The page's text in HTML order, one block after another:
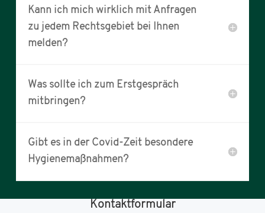
Kann ich mich wirklich mit Anfragen
zu jedem Rechtsgebiet bei Ihnen
melden?
Was sollte ich zum Erstgespräch
mitbringen?
Gibt es in der Covid-Zeit besondere
Hygienemaßnahmen?
Kontaktformular